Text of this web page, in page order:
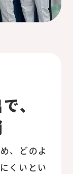
、
、どのよ
くいとい